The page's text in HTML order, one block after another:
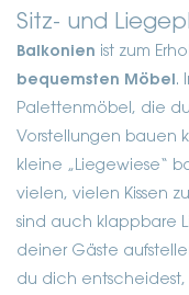
Sitz- und
Balkonien ist zum
bequemsten Möbel .
Palettenmöbel, die
Vorstellungen bauen
kleine „Liegewiese“
vielen, vielen Kissen
sind auch klappbare
deiner Gäste
du dich entscheidest,